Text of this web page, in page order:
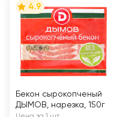
4.9
Бекон сырокопченый
ДЫМОВ, нарезка, 150г